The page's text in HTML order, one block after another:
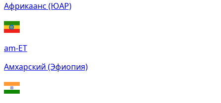
Африкаанс (ЮАР)
am-ET
Амхарский (Эфиопия)